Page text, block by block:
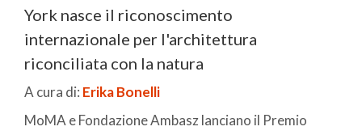
York nasce il riconoscimento
internazionale per l'architettura
riconciliata con la natura
A cura di: Erika Bonelli
MoMA e Fondazione Ambasz lanciano il Premio